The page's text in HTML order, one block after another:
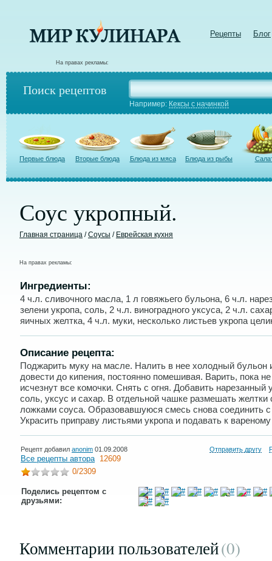
Рецепты Блог
На правах рекламы:
Поиск рецептов
Например: Кексы с начинкой
Первые блюда Вторые блюда Блюда из мяса Блюда из рыбы
Соус укропный.
Главная страница /Соусы / Еврейская кухня
На правах рекламы:
Ингредиенты:
4 ч.л. сливочного масла, 1 л говяжьего бульона, 6 ч.л.
зелени укропа, соль, 2 ч.л. виноградного уксуса, 2 ч.л.
яичных желтка, 4 ч.л. муки, несколько листьев укропа
Описание рецепта:
Поджарить муку на масле. Налить в нее холодный бульон
довести до кипения, постоянно помешивая. Варить, пока не
исчезнут все комочки. Снять с огня. Добавить нарезанный
соль, уксус и сахар. В отдельной чашке размешать желтки
ложками соуса. Образовавшуюся смесь снова соединить
Украсить приправу листьями укропа и подавать к
Рецепт добавил anonim 01.09.2008 Отправить другу
Все рецепты автора 12609
0/2309
Поделись рецептом с
друзьями:
Комментарии пользователей(0)